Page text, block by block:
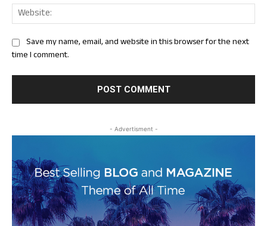
Save my name, email, and website in this browser for the next
time I comment.
- Advertisment -